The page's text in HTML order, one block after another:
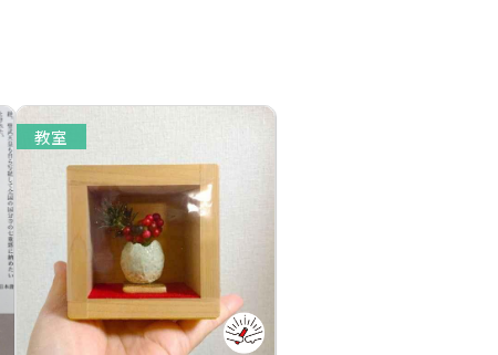
教室